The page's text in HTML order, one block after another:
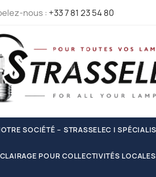
nous : +33 7 81 23 54 80
SOCIÉTÉ – STRASSELEC |
POUR COLLECTIVITÉS